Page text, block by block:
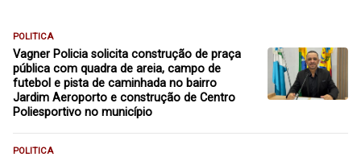
POLITICA
Vagner Policia solicita construção de praça
pública com quadra de areia, campo de
futebol e pista de caminhada no bairro
Jardim Aeroporto e construção de Centro
Poliesportivo no município
POLITICA